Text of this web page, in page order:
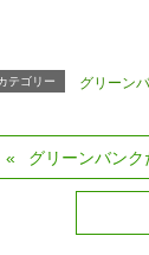
テゴリー グリーン
グリーンバン